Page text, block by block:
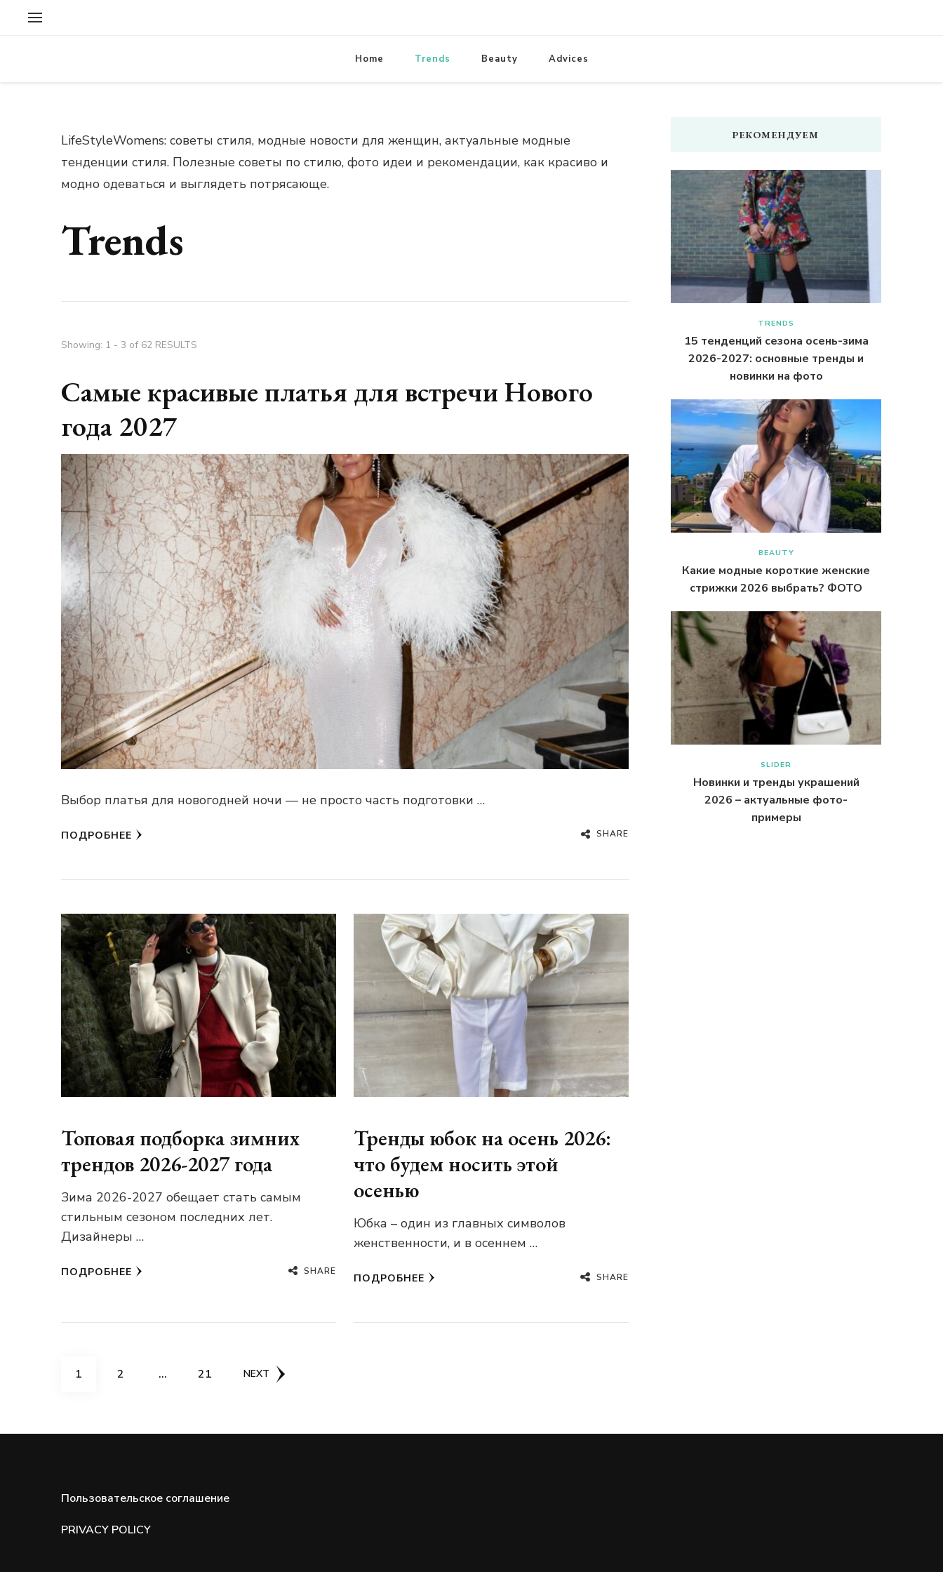
стрижки. Красивые идеи дизайна, креатив, полезные советы и идеи для вдохновения.
Home Trends Beauty Advices
LifeStyleWomens: советы стиля, модные новости для женщин, актуальные модные
тенденции стиля. Полезные советы по стилю, фото идеи и рекомендации, как красиво и
модно одеваться и выглядеть потрясающе.
Trends
Showing: 1 - 3 of 62 RESULTS
Самые красивые платья для встречи Нового
года 2027
Выбор платья для новогодней ночи — не просто часть подготовки …
ПОДРОБНЕЕ SHARE
Топовая подборка зимних
трендов 2026-2027 года
Зима 2026-2027 обещает стать самым
стильным сезоном последних лет.
Дизайнеры …
ПОДРОБНЕЕ SHARE
Тренды юбок на осень 2026:
что будем носить этой
осенью
Юбка – один из главных символов
женственности, и в осеннем …
ПОДРОБНЕЕ SHARE
Пагинация
PAGE
1 PAGE
2 … PAGE
21 NEXT
РЕКОМЕНДУЕМ
TRENDS
15 тенденций сезона осень-зима
2026-2027: основные тренды и
новинки на фото
BEAUTY
Какие модные короткие женские
стрижки 2026 выбрать? ФОТО
SLIDER
Новинки и тренды украшений
2026 – актуальные фото-
примеры
Пользовательское соглашение
PRIVACY POLICY